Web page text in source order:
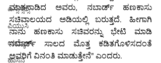
ಎಸ್ಸೆಸ್ಸೆಲ್ಸಿ
ಪಿಯುಸಿ
ಉದ್ಯೋಗ
ಹಾಸನ
ಮಾತನಾಡಿದ ಅವರು, ನಬಾರ್ಡ್ ಹಣಕಾಸು
ಸಚಿವಾಲಯದ ಅಡಿಯಲ್ಲಿ ಬರುತ್ತದೆ. ಹೀಗಾಗಿ
ನಾನು ಹಣಕಾಸು ಸಚಿವರನ್ನು ಭೇಟಿ ಮಾಡಿ
ನಬಾರ್ಡ್ ಸಾಲದ ಮೊತ್ತ ಕಡಿತಗೊಳಿಸದಂತೆ
ಅವರಿಗೆ ವಿನಂತಿ ಮಾಡುತ್ತೇನೆ" ಎಂದರು.